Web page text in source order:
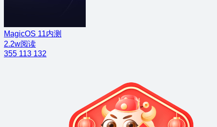
MagicOS 11内测
2.2w阅读
355 113 132